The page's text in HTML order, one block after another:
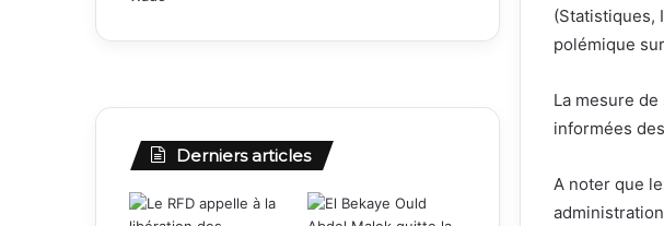
(Statistiques,
polémique
La mesure
informées
A noter que
Derniers articles